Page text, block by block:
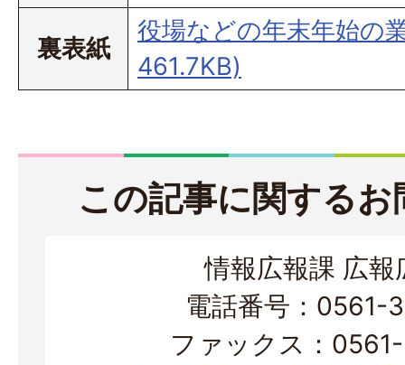
裏表紙
役場などの年末年始の
461.7KB)
この記事に関する
情報広報課 広報
電話番号：0561-
ファックス：